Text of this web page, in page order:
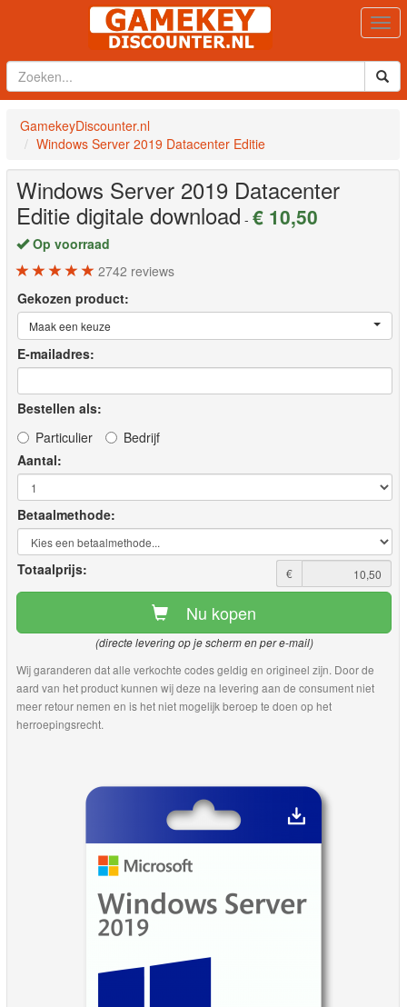
GamekeyDiscounter.nl
Windows Server 2019 Datacenter Editie
Windows Server 2019 Datacenter
Editie digitale download - € 10,50
Op voorraad
2742 reviews
Gekozen product:
Maak een keuze
E-mailadres:
Bestellen als:
Particulier
Bedrijf
Aantal:
Betaalmethode:
Totaalprijs: €
Nu kopen
(directe levering op je scherm en per e-mail)
Wij garanderen dat alle verkochte codes geldig en origineel zijn. Door de
aard van het product kunnen wij deze na levering aan de consument niet
meer retour nemen en is het niet mogelijk beroep te doen op het
herroepingsrecht.